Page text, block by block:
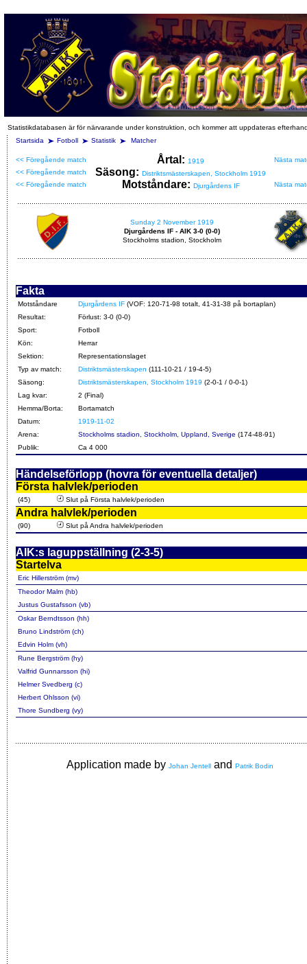
Statistikdatabasen är för närvarande under konstruktion, och kommer att uppdateras
Startsida
Fotboll Statistik Matcher
<< Föregående match Årtal: 1919
Nästa
<< Föregående match
Säsong: Distriktsmästerskapen, Stockholm 1919
<< Föregående match
Motståndare: Djurgårdens IF Nästa
Sunday 2 November 1919
Djurgårdens IF - AIK 3-0 (0-0)
Stockholms stadion, Stockholm
Fakta
Motståndare Djurgårdens IF (VOF: 120-71-98 totalt, 41-31-38 på bortaplan)
Resultat:
Förlust: 3-0 (0-0)
Sport:
Fotboll
Kön:
Herrar
Sektion:
Representationslaget
Typ av match:
Distriktsmästerskapen (111-10-21 / 19-4-5)
Säsong:
Distriktsmästerskapen, Stockholm 1919 (2-0-1 / 0-0-1)
Lag kvar:
2 (Final)
Hemma/Borta:
Bortamatch
Datum:
1919-11-02
Arena:
Stockholms stadion, Stockholm, Uppland, Sverige (174-48-91)
Publik:
Ca 4 000
Händelseförlopp (hovra för eventuella detaljer)
Första halvlek/perioden
(45) Slut på Första halvlek/perioden
Andra halvlek/perioden
(90) Slut på Andra halvlek/perioden
AIK:s laguppställning (2-3-5)
Startelva
Eric Hillerström (mv)
Theodor Malm (hb)
Justus Gustafsson (vb)
Oskar Berndtsson (hh)
Bruno Lindström (ch)
Edvin Holm (vh)
Rune Bergström (hy)
Valfrid Gunnarsson (hi)
Helmer Svedberg (c)
Herbert Ohlsson (vi)
Thore Sundberg (vy)
Application made by Johan Jentell and Patrik Bodin